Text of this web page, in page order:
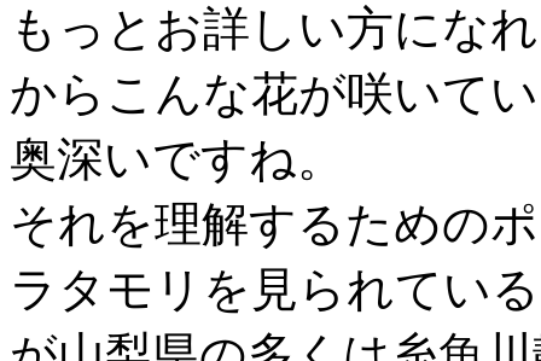
もっとお詳しい方にな
からこんな花が咲いて
奥深いですね。
それを理解するための
ラタモリを見られてい